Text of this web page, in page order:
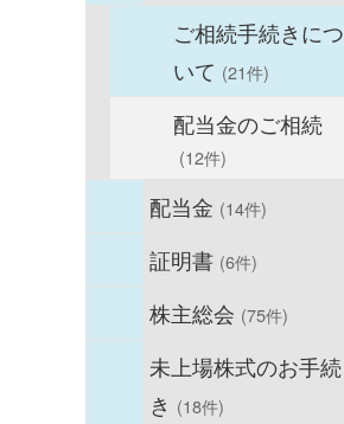
ご相続手続きにつ
いて (21件)
配当金のご相続
(12件)
配当金 (14件)
証明書 (6件)
株主総会 (75件)
未上場株式のお手続
き (18件)